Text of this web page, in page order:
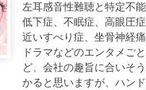
左耳感音性難聴と特定不
低下症、不眠症、高眼圧
近いすべり症、坐骨神経
ドラマなどのエンタメご
ど、会社の趣旨に合いそ
かると思いますが、ハン